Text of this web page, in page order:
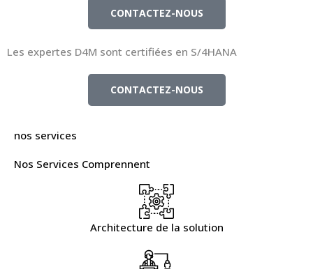
CONTACTEZ-NOUS
Les expertes D4M sont certifiées en S/4HANA
CONTACTEZ-NOUS
nos services
Nos Services Comprennent
Architecture de la solution